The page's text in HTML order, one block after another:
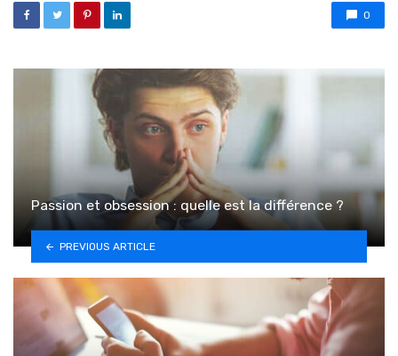
0
Passion et obsession : quelle est la différence ?
PREVIOUS ARTICLE